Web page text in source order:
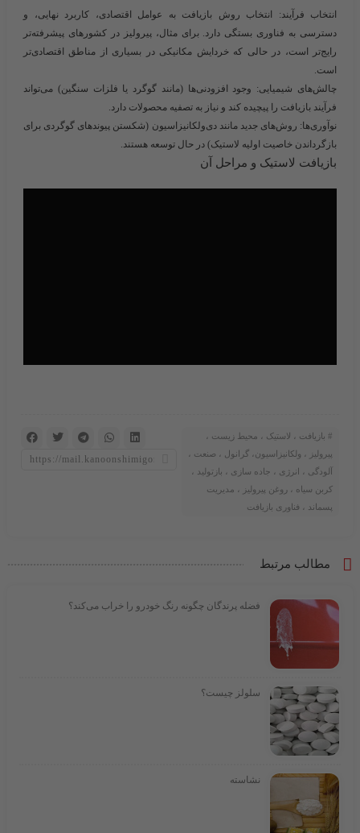
انتخاب فرآیند: انتخاب روش بازیافت به عوامل اقتصادی، کاربرد نهایی، و
دسترسی به فناوری بستگی دارد. برای مثال، پیرولیز در کشورهای پیشرفته‌تر
رایج‌تر است، در حالی که خردایش مکانیکی در بسیاری از مناطق اقتصادی‌تر
است.
چالش‌های شیمیایی: وجود افزودنی‌ها (مانند گوگرد یا فلزات سنگین) می‌تواند
فرآیند بازیافت را پیچیده کند و نیاز به تصفیه محصولات دارد.
نوآوری‌ها: روش‌های جدید ماننددی‌ولکانیزاسیون (شکستن پیوندهای گوگردی برای
بازگرداندن خاصیت اولیه لاستیک) در حال توسعه هستند.
بازیافت لاستیک و مراحل آن
بازیافت ، لاستیک ، محیط زیست ،
پیرولیز ، ولکانیزاسیون، گرانول ، صنعت ،
آلودگی ، انرژی ، جاده سازی ، بازتولید ،
کربن سیاه ، روغن پیرولیز ، مدیریت
پسماند ، فناوری بازیافت
مطالب مرتبط
فضله پرندگان چگونه رنگ خودرو را خراب می‌کند؟
سلولز چیست؟
نشاسته